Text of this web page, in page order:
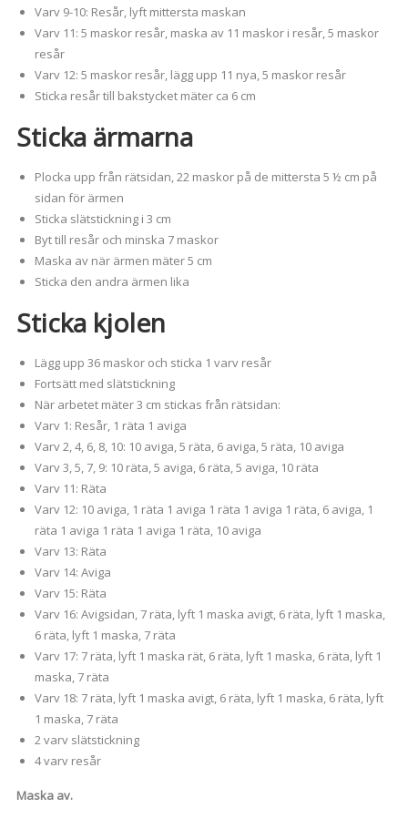
Varv 9-10: Resår, lyft mittersta maskan
Varv 11: 5 maskor resår, maska av 11 maskor i resår, 5 maskor
resår
Varv 12: 5 maskor resår, lägg upp 11 nya, 5 maskor resår
Sticka resår till bakstycket mäter ca 6 cm
Sticka ärmarna
Plocka upp från rätsidan, 22 maskor på de mittersta 5 ½ cm på
sidan för ärmen
Sticka slätstickning i 3 cm
Byt till resår och minska 7 maskor
Maska av när ärmen mäter 5 cm
Sticka den andra ärmen lika
Sticka kjolen
Lägg upp 36 maskor och sticka 1 varv resår
Fortsätt med slätstickning
När arbetet mäter 3 cm stickas från rätsidan:
Varv 1: Resår, 1 räta 1 aviga
Varv 2, 4, 6, 8, 10: 10 aviga, 5 räta, 6 aviga, 5 räta, 10 aviga
Varv 3, 5, 7, 9: 10 räta, 5 aviga, 6 räta, 5 aviga, 10 räta
Varv 11: Räta
Varv 12: 10 aviga, 1 räta 1 aviga 1 räta 1 aviga 1 räta, 6 aviga, 1
räta 1 aviga 1 räta 1 aviga 1 räta, 10 aviga
Varv 13: Räta
Varv 14: Aviga
Varv 15: Räta
Varv 16: Avigsidan, 7 räta, lyft 1 maska avigt, 6 räta, lyft 1 maska,
6 räta, lyft 1 maska, 7 räta
Varv 17: 7 räta, lyft 1 maska rät, 6 räta, lyft 1 maska, 6 räta, lyft 1
maska, 7 räta
Varv 18: 7 räta, lyft 1 maska avigt, 6 räta, lyft 1 maska, 6 räta, lyft
1 maska, 7 räta
2 varv slätstickning
4 varv resår
Maska av.